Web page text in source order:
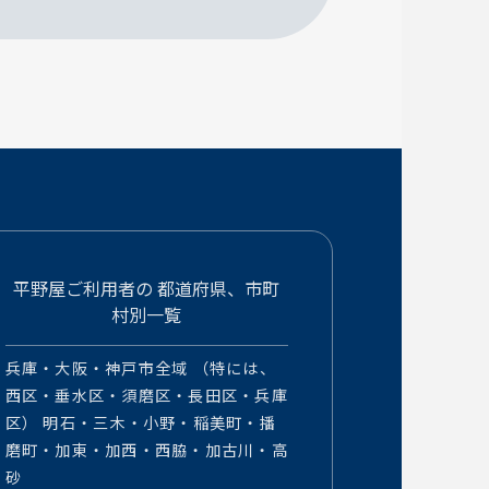
平野屋ご利用者の 都道府県、市町
村別一覧
兵庫・大阪・神戸市全域 （特には、
西区・垂水区・須磨区・長田区・兵庫
区） 明石・三木・小野・稲美町・播
磨町・加東・加西・西脇・加古川・高
砂